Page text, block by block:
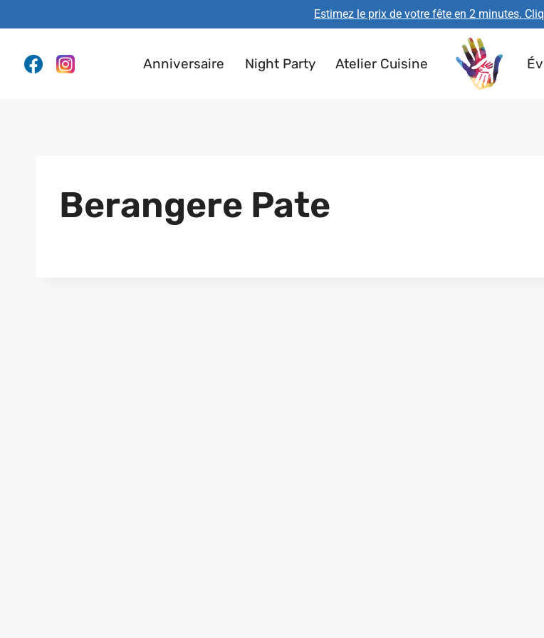
au
contenu
Estimez le prix de votre fête en 2 minutes.
Anniversaire Night Party Atelier Cuisine
Berangere Pate